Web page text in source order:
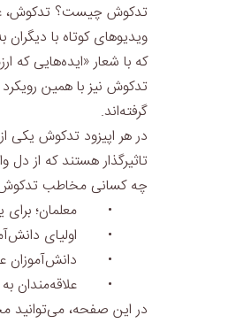
تدکوش چیست؟
ویدیوهای کوتاه با
که با شعار «ایده‌هایی
تدکوش نیز با همین
گرفته‌اند.
در هر اپیزود تدکوش یکی
تاثیرگذار هستند که از
چه کسانی مخاطب
•
معلمان؛
•
اولیای
•
دانش‌آموزان
•
علاقه‌مندان
در این صفحه، می‌توانید